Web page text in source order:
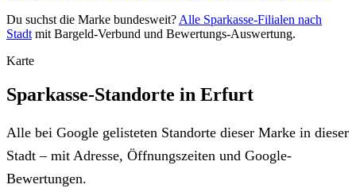
Du suchst die Marke bundesweit? Alle Sparkasse-Filialen nach
Stadt mit Bargeld-Verbund und Bewertungs-Auswertung.
Karte
Sparkasse-Standorte in Erfurt
Alle bei Google gelisteten Standorte dieser Marke in dieser
Stadt – mit Adresse, Öffnungszeiten und Google-
Bewertungen.